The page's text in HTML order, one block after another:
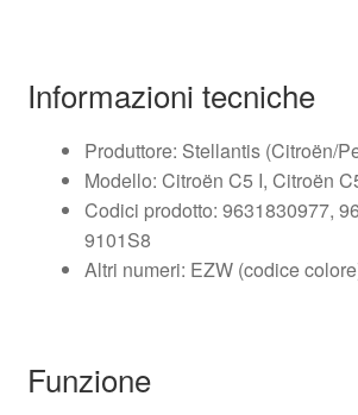
Informazioni tecniche
Produttore: Stellantis (Citroën/
Modello: Citroën C5 I, Citroën
Codici prodotto: 9631830977,
9101S8
Altri numeri: EZW (codice
Funzione